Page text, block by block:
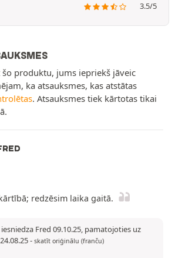
3.5/5
produktu, jums iepriekš jāveic
ka atsauksmes, kas atstātas
. Atsauksmes tiek kārtotas tikai
redzēsim laika gaitā.
Fred 09.10.25, pamatojoties uz
- skatīt oriģinālu (franču)